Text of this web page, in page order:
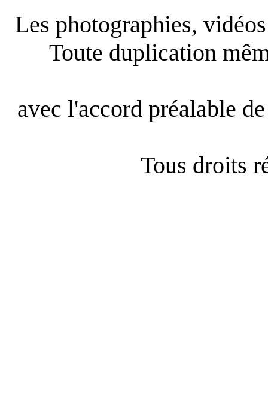
Les photographies,
Toute duplication
avec l'accord préalable
Tous droits